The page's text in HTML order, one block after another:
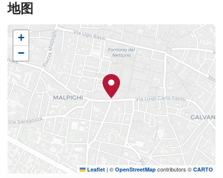
地图
+
−
Leaflet | © OpenStreetMap contributors © CARTO